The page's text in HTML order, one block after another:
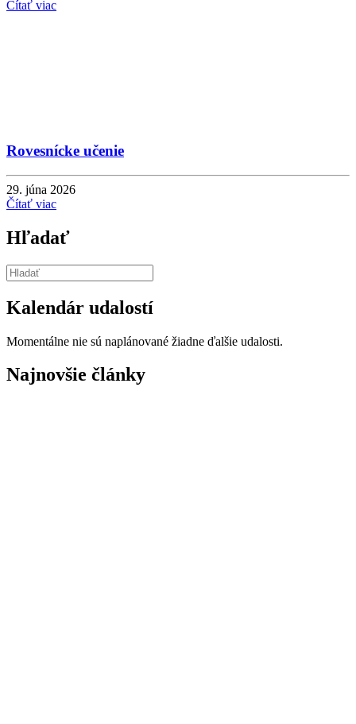
Čítať viac
Rovesnícke učenie
29. júna 2026
Čítať viac
Hľadať
Kalendár udalostí
Momentálne nie sú naplánované žiadne ďalšie udalosti.
Najnovšie články